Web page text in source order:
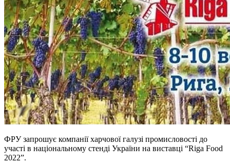
ФРУ запрошує компанії харчової галузі промисловості до
участі в національному стенді України на виставці “Riga Food
2022”.